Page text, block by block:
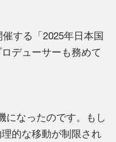
する「2025年日本国
デューサーも務めて
になったのです。もし
的な移動が制限され